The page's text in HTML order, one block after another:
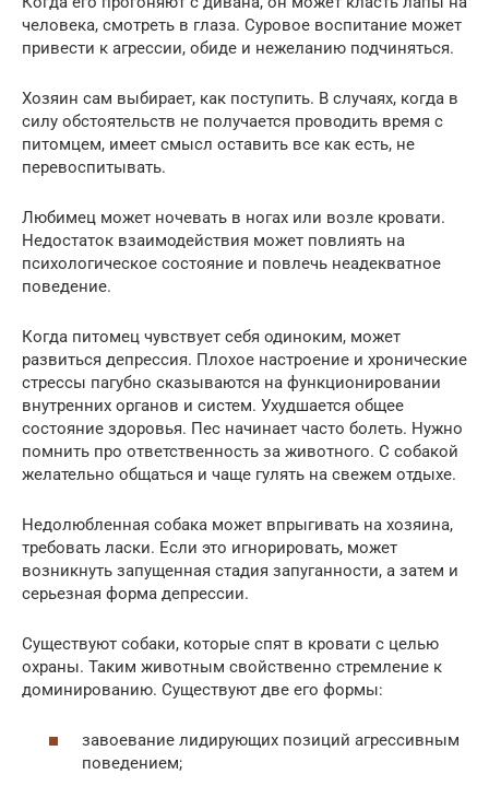
человека, смотреть в глаза. Суровое воспитание может
привести к агрессии, обиде и нежеланию подчиняться.
Хозяин сам выбирает, как поступить. В случаях, когда в
силу обстоятельств не получается проводить время с
питомцем, имеет смысл оставить все как есть, не
перевоспитывать.
Любимец может ночевать в ногах или возле кровати.
Недостаток взаимодействия может повлиять на
психологическое состояние и повлечь неадекватное
поведение.
Когда питомец чувствует себя одиноким, может
развиться депрессия. Плохое настроение и хронические
стрессы пагубно сказываются на функционировании
внутренних органов и систем. Ухудшается общее
состояние здоровья. Пес начинает часто болеть. Нужно
помнить про ответственность за животного. С собакой
желательно общаться и чаще гулять на свежем отдыхе.
Недолюбленная собака может впрыгивать на хозяина,
требовать ласки. Если это игнорировать, может
возникнуть запущенная стадия запуганности, а затем и
серьезная форма депрессии.
Существуют собаки, которые спят в кровати с целью
охраны. Таким животным свойственно стремление к
доминированию. Существуют две его формы:
завоевание лидирующих позиций агрессивным
поведением;